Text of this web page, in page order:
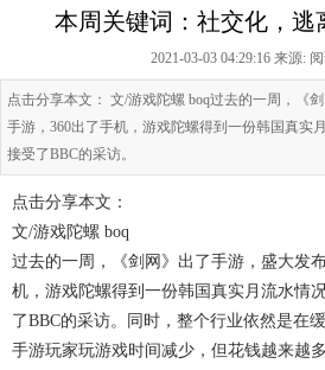
本周关键词：社交化，逃
2021-03-03 04:29:16 来源:
点击分享本文： 文/游戏陀螺 boq过去的一周，《
手游，360出了手机，游戏陀螺得到一份韩国真实
接受了BBC的采访。
点击分享本文：
文/游戏陀螺 boq
过去的一周，《剑网》出了手游，盛大发
机，游戏陀螺得到一份韩国真实月流水情
了BBC的采访。同时，整个行业依然是在
手游玩家玩游戏时间减少，但花钱越来越